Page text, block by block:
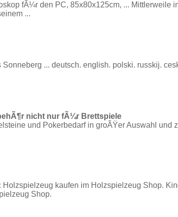
fÃ¼r den PC, 85x80x125cm, ... Mittlerweile
...
... deutsch. english. polski. russkij.
nicht nur fÃ¼r Brettspiele
und Pokerbedarf in groÃŸer Auswahl und
kaufen im Holzspielzeug Shop.
Shop.